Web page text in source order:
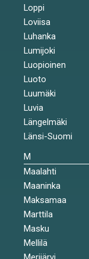
Loppi
Loviisa
Luhanka
Lumijoki
Luopioinen
Luoto
Luumäki
Luvia
Längelmäki
Länsi-Suomi
M
Maalahti
Maaninka
Maksamaa
Marttila
Masku
Mellilä